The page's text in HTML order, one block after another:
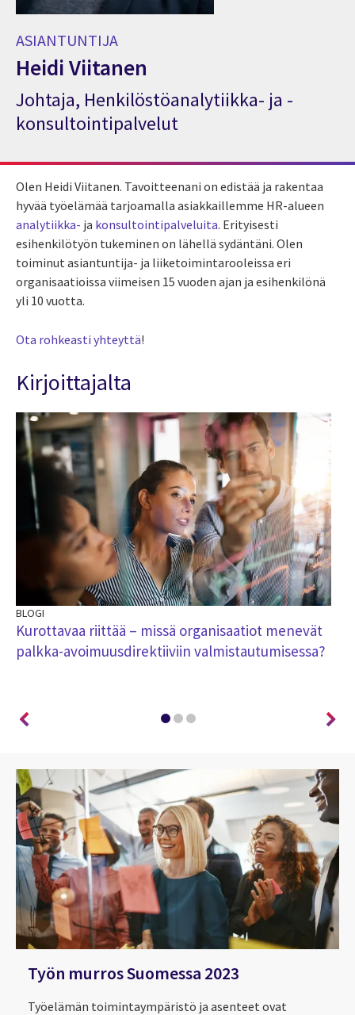
ASIANTUNTIJA
Heidi Viitanen
Asiantuntija Heidi Viitanen
Johtaja, Henkilöstöanalytiikka- ja -
konsultointipalvelut
Olen Heidi Viitanen. Tavoitteenani on edistää ja rakentaa
hyvää työelämää tarjoamalla asiakkaillemme HR-alueen
analytiikka- ja konsultointipalveluita. Erityisesti
esihenkilötyön tukeminen on lähellä sydäntäni. Olen
toiminut asiantuntija- ja liiketoimintarooleissa eri
organisaatioissa viimeisen 15 vuoden ajan ja esihenkilönä
yli 10 vuotta.
Ota rohkeasti yhteyttä!
Kirjoittajalta
BLOGI
Kurottavaa riittää – missä organisaatiot menevät
palkka-avoimuusdirektiiviin valmistautumisessa?
Työn murros Suomessa 2023
Työelämän toimintaympäristö ja asenteet ovat